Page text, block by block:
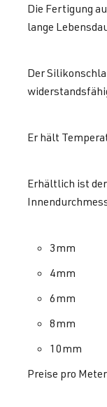
Die Fertigung
lange
Der
Er hält
Erhältlich ist
3mm
4mm
6mm
8mm
10mm
Preise pro